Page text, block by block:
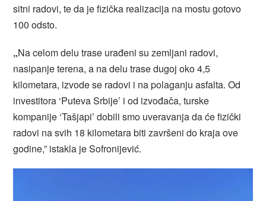
sitni radovi, te da je fizička realizacija na mostu gotovo
100 odsto.
„Na celom delu trase urađeni su zemljani radovi,
nasipanje terena, a na delu trase dugoj oko 4,5
kilometara, izvode se radovi i na polaganju asfalta. Od
investitora ‘Puteva Srbije’ i od izvođača, turske
kompanije ‘Tašjapi’ dobili smo uveravanja da će fizički
radovi na svih 18 kilometara biti završeni do kraja ove
godine,” istakla je Sofronijević.